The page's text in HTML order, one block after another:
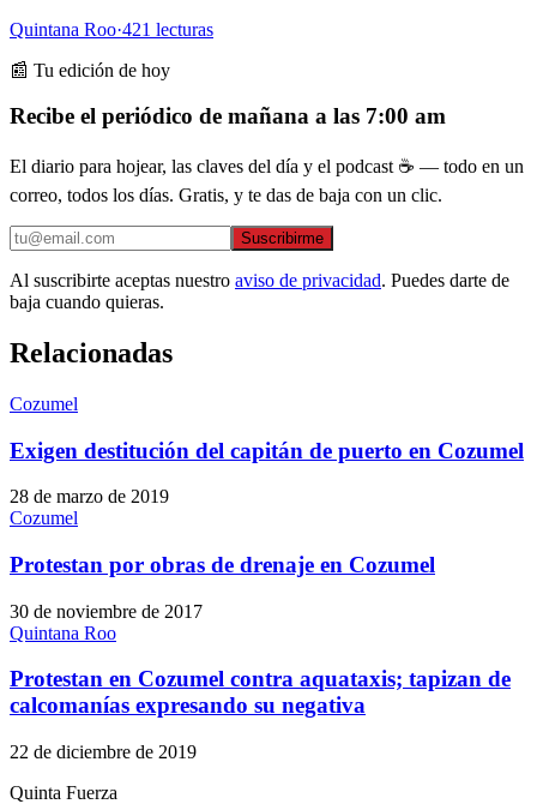
Quintana Roo·421 lecturas
📰 Tu edición de hoy
Recibe el periódico de mañana a las 7:00 am
El diario para hojear, las claves del día y el podcast ☕ — todo en un
correo, todos los días. Gratis, y te das de baja con un clic.
Suscribirme
Al suscribirte aceptas nuestro aviso de privacidad. Puedes darte de
baja cuando quieras.
Relacionadas
Cozumel
Exigen destitución del capitán de puerto en Cozumel
28 de marzo de 2019
Cozumel
Protestan por obras de drenaje en Cozumel
30 de noviembre de 2017
Quintana Roo
Protestan en Cozumel contra aquataxis; tapizan de
calcomanías expresando su negativa
22 de diciembre de 2019
Quinta Fuerza